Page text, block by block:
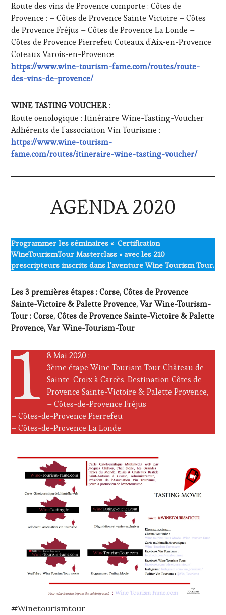
Route des vins de Provence comporte : Côtes de
Provence : – Côtes de Provence Sainte Victoire – Côtes
de Provence Fréjus – Côtes de Provence La Londe –
Côtes de Provence Pierrefeu Coteaux d’Aix-en-Provence
Coteaux Varois-en-Provence
https://www.wine-tourism-fame.com/routes/route-
des-vins-de-provence/
WINE TASTING VOUCHER:
Route oenologique : Itinéraire Wine-Tasting-Voucher
Adhérents de l’association Vin Tourisme :
https://www.wine-tourism-
fame.com/routes/itineraire-wine-tasting-voucher/
AGENDA 2020
Programmer les séminaires « Certification
WineTourismTour Masterclass » avec les 210
prescripteurs inscrits dans l’aventure Wine Tourism Tour.
Les 3 premières étapes : Corse, Côtes de Provence
Sainte-Victoire & Palette Provence, Var Wine-Tourism-
Tour : Corse, Côtes de Provence Sainte-Victoire & Palette
Provence, Var Wine-Tourism-Tour
1
8 Mai 2020 :
3ème étape Wine Tourism Tour Château de
Sainte-Croix à Carcès. Destination Côtes de
Provence Sainte-Victoire & Palette Provence,
– Côtes-de-Provence Fréjus
– Côtes-de-Provence Pierrefeu
– Côtes-de-Provence La Londe
#Winetourismtour